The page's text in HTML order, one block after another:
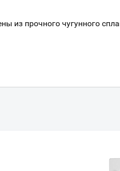
из прочного чугунного